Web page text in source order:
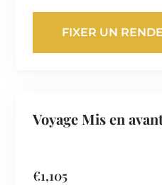
FIXER UN
Voyage Mis en
€1,105